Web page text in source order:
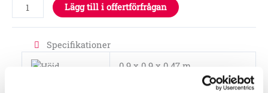
Lägg till i offertförfrågan
Specifikationer
0.9 x 0.9 x 0.47 m